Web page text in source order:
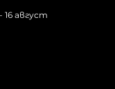
16 август